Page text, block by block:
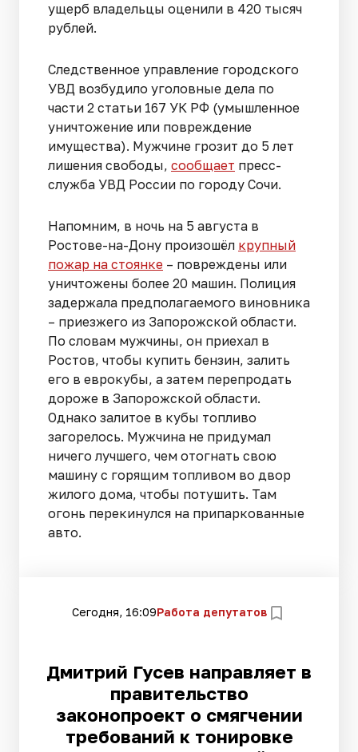
ущерб владельцы оценили в 420 тысяч
рублей.
Следственное управление городского
УВД возбудило уголовные дела по
части 2 статьи 167 УК РФ (умышленное
уничтожение или повреждение
имущества). Мужчине грозит до 5 лет
лишения свободы, сообщает пресс-
служба УВД России по городу Сочи.
Напомним, в ночь на 5 августа в
Ростове-на-Дону произошёл крупный
пожар на стоянке – повреждены или
уничтожены более 20 машин. Полиция
задержала предполагаемого виновника
– приезжего из Запорожской области.
По словам мужчины, он приехал в
Ростов, чтобы купить бензин, залить
его в еврокубы, а затем перепродать
дороже в Запорожской области.
Однако залитое в кубы топливо
загорелось. Мужчина не придумал
ничего лучшего, чем отогнать свою
машину с горящим топливом во двор
жилого дома, чтобы потушить. Там
огонь перекинулся на припаркованные
авто.
Сегодня, 16:09Работа депутатов
Дмитрий Гусев направляет в
правительство
законопроект о смягчении
требований к тонировке